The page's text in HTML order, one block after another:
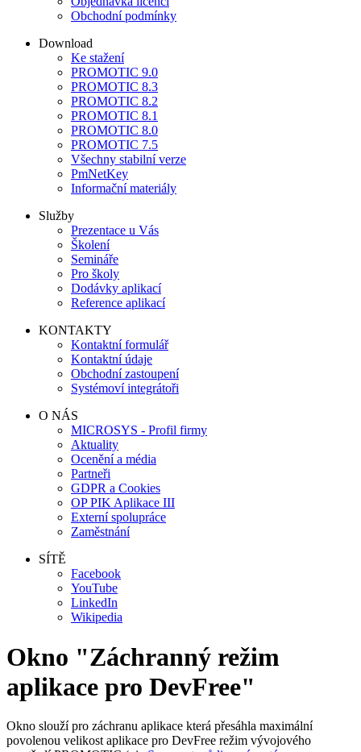
Obchodní podmínky
Download
Ke stažení
PROMOTIC 9.0
PROMOTIC 8.3
PROMOTIC 8.2
PROMOTIC 8.1
PROMOTIC 8.0
PROMOTIC 7.5
Všechny stabilní verze
PmNetKey
Informační materiály
Služby
Prezentace u Vás
Školení
Semináře
Pro školy
Dodávky aplikací
Reference aplikací
KONTAKTY
Kontaktní formulář
Kontaktní údaje
Obchodní zastoupení
Systémoví integrátoři
O NÁS
MICROSYS - Profil firmy
Aktuality
Ocenění a média
Partneři
GDPR a Cookies
OP PIK Aplikace III
Externí spolupráce
Zaměstnání
SÍTĚ
Facebook
YouTube
LinkedIn
Wikipedia
Okno "Záchranný režim
aplikace pro DevFree"
Okno slouží pro záchranu aplikace která přesáhla maximální
povolenou velikost aplikace pro DevFree režim vývojového